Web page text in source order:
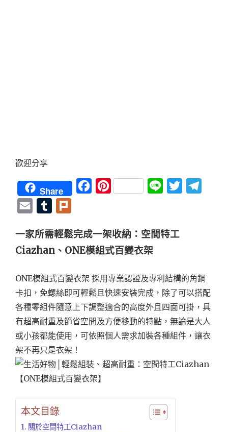
歡迎分享
Share FacebookPinterest Line Twitter
Email Tumblr
一家所需輕鬆完成一架收納：空間特工
Ciazhan、ONE模組式百變衣架
ONE模組式百變衣架 採用專業認證及專利結構的角鋼
卡扣，免螺絲即可輕鬆且快速安裝完成，除了可以搭配
各種零組件隨意上下調整適合的高度外且四面可掛，具
有超高耐重及節省空間及方便移動的特點，無論是大人
或小孩都能使用，可依照個人需求加裝各種組件，讓衣
架不再只是衣架！
本文目錄
關於空間特工Ciazhan